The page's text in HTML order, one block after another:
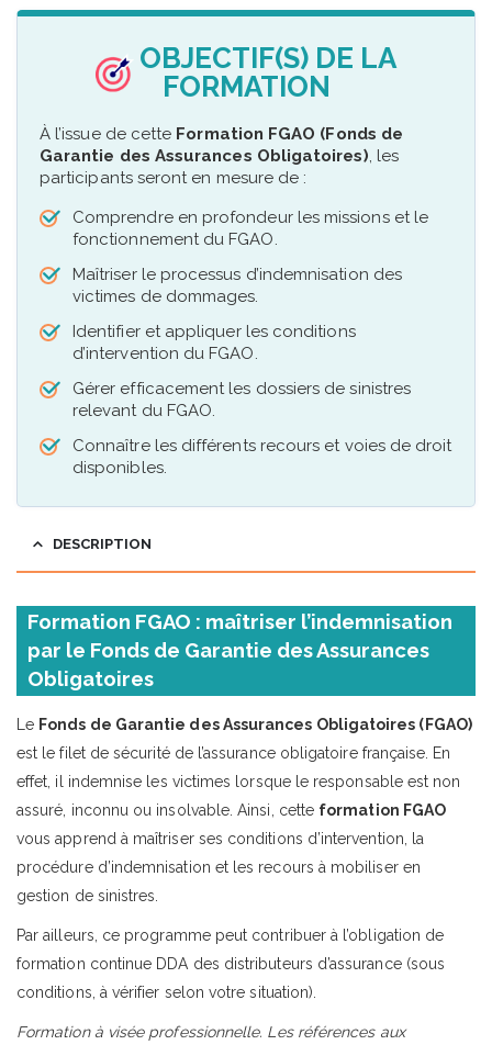
OBJECTIF(S) DE LA
FORMATION
À l’issue de cette Formation FGAO (Fonds de
Garantie des Assurances Obligatoires) , les
participants seront en mesure de :
Comprendre en profondeur les missions et le
fonctionnement du FGAO.
Maîtriser le processus d’indemnisation des
victimes de dommages.
Identifier et appliquer les conditions
d’intervention du FGAO.
Gérer efficacement les dossiers de sinistres
relevant du FGAO.
Connaître les différents recours et voies de droit
disponibles.
DESCRIPTION
Formation FGAO : maîtriser l’indemnisation
par le Fonds de Garantie des Assurances
Obligatoires
Le Fonds de Garantie des Assurances Obligatoires (FGAO)
est le filet de sécurité de l’assurance obligatoire française. En
effet, il indemnise les victimes lorsque le responsable est non
assuré, inconnu ou insolvable. Ainsi, cette formation FGAO
vous apprend à maîtriser ses conditions d’intervention, la
procédure d’indemnisation et les recours à mobiliser en
gestion de sinistres.
Par ailleurs, ce programme peut contribuer à l’obligation de
formation continue DDA des distributeurs d’assurance (sous
conditions, à vérifier selon votre situation).
Formation à visée professionnelle. Les références aux